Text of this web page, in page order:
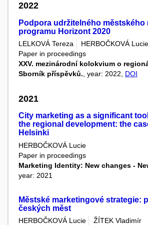
2022
Podpora udržitelného městského
programu Horizont 2020
LELKOVÁ Tereza
HERBOČKOVÁ Lucie
Paper in proceedings
XXV. mezinárodní kolokvium o
Sborník příspěvků. , year: 2022, DOI
2021
City marketing as a significant
the regional development: the
Helsinki
HERBOČKOVÁ Lucie
Paper in proceedings
Marketing Identity: New changes -
year: 2021
Městské marketingové strategie:
českých měst
HERBOČKOVÁ Lucie
ŽÍTEK Vladimír